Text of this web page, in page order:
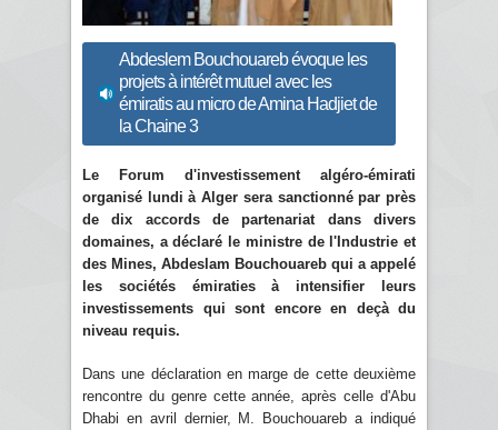
Abdeslem Bouchouareb évoque les
projets à intérêt mutuel avec les
émiratis au micro de Amina Hadjiet de
la Chaine 3
Le Forum d'investissement algéro-émirati
organisé lundi à Alger sera sanctionné par près
de dix accords de partenariat dans divers
domaines, a déclaré le ministre de l'Industrie et
des Mines, Abdeslam Bouchouareb qui a appelé
les sociétés émiraties à intensifier leurs
investissements qui sont encore en deçà du
niveau requis.
Dans une déclaration en marge de cette deuxième
rencontre du genre cette année, après celle d'Abu
Dhabi en avril dernier, M. Bouchouareb a indiqué